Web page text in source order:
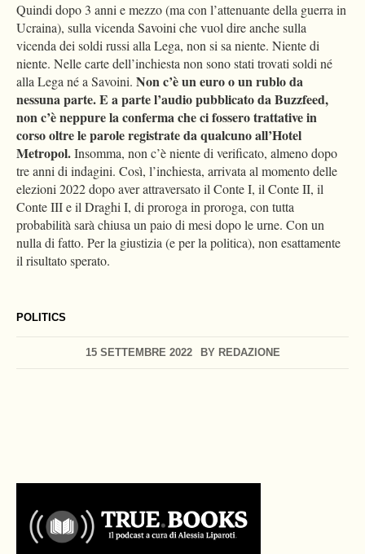
POLITICS
15 SETTEMBRE 2022 BY REDAZIONE
Quindi dopo 3 anni e mezzo (ma con l’attenuante della guerra in
Ucraina), sulla vicenda Savoini che vuol dire anche sulla
vicenda dei soldi russi alla Lega, non si sa niente. Niente di
niente. Nelle carte dell’inchiesta non sono stati trovati soldi né
alla Lega né a Savoini. Non c’è un euro o un rublo da
nessuna parte. E a parte l’audio pubblicato da Buzzfeed,
non c’è neppure la conferma che ci fossero trattative in
corso oltre le parole registrate da qualcuno all’Hotel
Metropol.Insomma, non c’è niente di verificato, almeno dopo
tre anni di indagini. Così, l’inchiesta, arrivata al momento delle
elezioni 2022 dopo aver attraversato il Conte I, il Conte II, il
Conte III e il Draghi I, di proroga in proroga, con tutta
probabilità sarà chiusa un paio di mesi dopo le urne. Con un
nulla di fatto. Per la giustizia (e per la politica), non esattamente
il risultato sperato.